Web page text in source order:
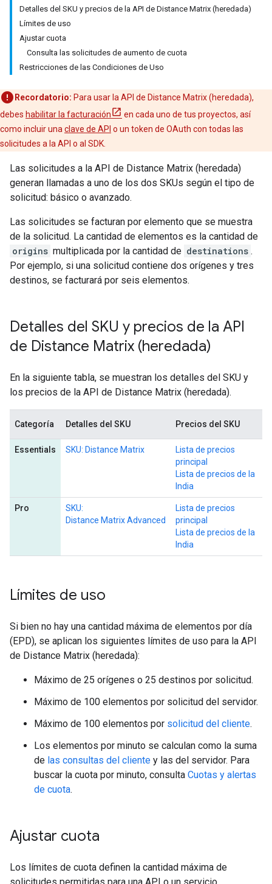
Detalles del SKU y precios de la API de Distance Matrix (heredada)
Límites de uso
Ajustar cuota
Consulta las solicitudes de aumento de cuota
Restricciones de las Condiciones de Uso
Recordatorio: Para usar la API de Distance Matrix (heredada),
debes habilitar la facturación
en cada uno de tus proyectos, así
como incluir una clave de API o un token de OAuth con todas las
solicitudes a la API o al SDK.
Las solicitudes a la API de Distance Matrix (heredada)
generan llamadas a uno de los dos SKUs según el tipo de
solicitud: básico o avanzado.
Las solicitudes se facturan por elemento que se muestra
de la solicitud. La cantidad de elementos es la cantidad de
origins multiplicada por la cantidad de destinations .
Por ejemplo, si una solicitud contiene dos orígenes y tres
destinos, se facturará por seis elementos.
Detalles del SKU y precios de la API
de Distance Matrix (heredada)
En la siguiente tabla, se muestran los detalles del SKU y
los precios de la API de Distance Matrix (heredada).
Categoría Detalles del SKU Precios del SKU
Essentials SKU: Distance Matrix
Lista de precios
principal
Lista de precios de la
India
Pro
SKU:
Distance Matrix Advanced
Lista de precios
principal
Lista de precios de la
India
Límites de uso
Si bien no hay una cantidad máxima de elementos por día
(EPD), se aplican los siguientes límites de uso para la API
de Distance Matrix (heredada):
Máximo de 25 orígenes o 25 destinos por solicitud.
Máximo de 100 elementos por solicitud del servidor.
Máximo de 100 elementos por solicitud del cliente.
Los elementos por minuto se calculan como la suma
de las consultas del cliente y las del servidor. Para
buscar la cuota por minuto, consulta Cuotas y alertas
de cuota.
Ajustar cuota
Los límites de cuota definen la cantidad máxima de